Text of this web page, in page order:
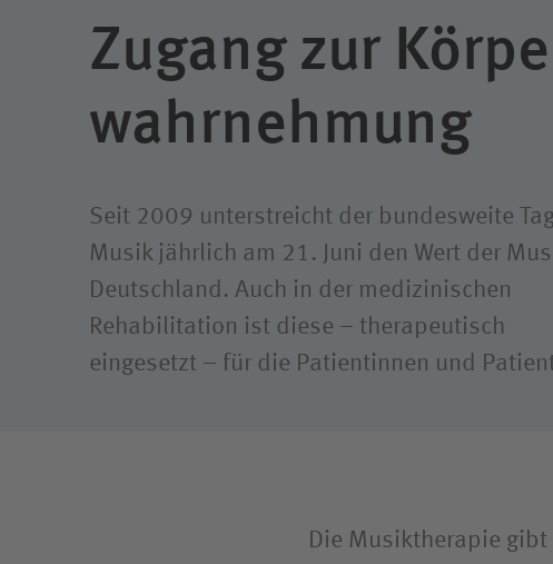
Zugang zur
wahrnehmung
Seit 2009 unterstreicht der bundesweite
Musik jährlich am 21. Juni den Wert der
Deutschland. Auch in der medizinischen
Rehabilitation ist diese – therapeutisch
eingesetzt – für die Patientinnen und
Die Musiktherapie